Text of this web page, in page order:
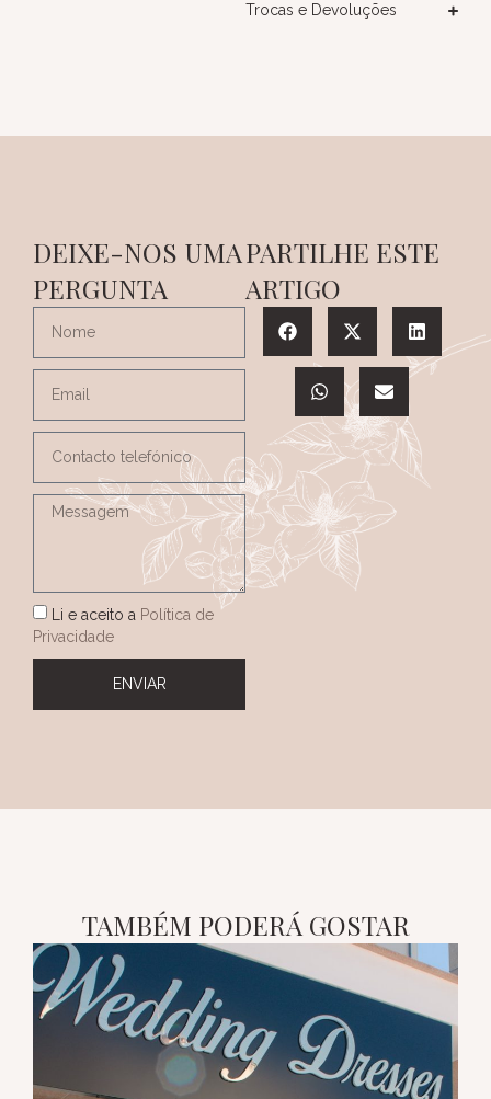
Trocas e Devoluções
DEIXE-NOS UMA
PERGUNTA
Li e aceito a Política de
Privacidade
ENVIAR
PARTILHE ESTE
ARTIGO
TAMBÉM PODERÁ GOSTAR